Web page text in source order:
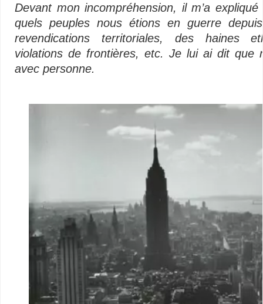
Devant mon incompréhension, il m’a
quels peuples nous étions en guerre
revendications territoriales, des haines
violations de fron­tières, etc. Je lui ai dit que
avec personne.